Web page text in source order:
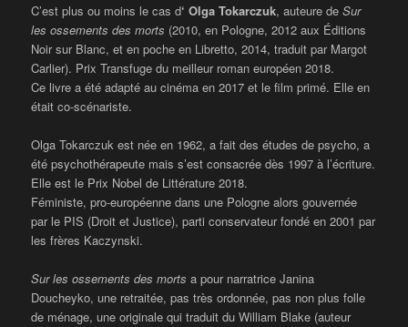
C’est plus ou moins le cas d‘ Olga Tokarczuk, auteure deSur
les ossements des morts (2010, en Pologne, 2012 aux Éditions
Noir sur Blanc, et en poche en Libretto, 2014, traduit par Margot
Carlier). Prix Transfuge du meilleur roman européen 2018.
Ce livre a été adapté au cinéma en 2017 et le film primé. Elle en
était co-scénariste.
Olga Tokarczuk est née en 1962, a fait des études de psycho, a
été psychothérapeute mais s’est consacrée dès 1997 à l’écriture.
Elle est le Prix Nobel de Littérature 2018.
Féministe, pro-européenne dans une Pologne alors gouvernée
par le PIS (Droit et Justice), parti conservateur fondé en 2001 par
les frères Kaczynski.
Sur les ossements desmorts a pour narratrice Janina
Doucheyko, une retraitée, pas très ordonnée, pas non plus folle
de ménage, une originale qui traduit du William Blake (auteur